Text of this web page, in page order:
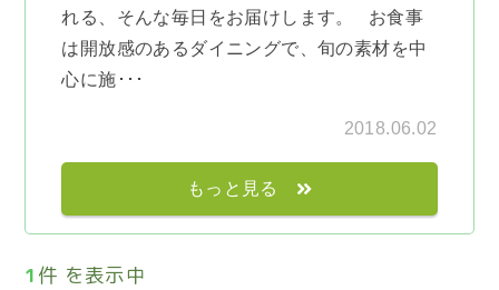
れる、そんな毎日をお届けします。 お食事
は開放感のあるダイニングで、旬の素材を中
心に施･･･
2018.06.02
もっと見る
1 件 を表示中